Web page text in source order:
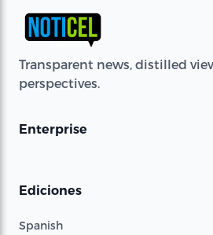
Transparent news, distilled
perspectives.
Enterprise
Ediciones
Spanish